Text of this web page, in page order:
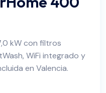
kW con filtros
WiFi integrado y
en Valencia.